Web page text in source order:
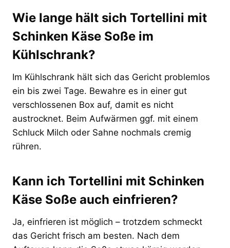
Wie lange hält sich Tortellini mit
Schinken Käse Soße im
Kühlschrank?
Im Kühlschrank hält sich das Gericht problemlos
ein bis zwei Tage. Bewahre es in einer gut
verschlossenen Box auf, damit es nicht
austrocknet. Beim Aufwärmen ggf. mit einem
Schluck Milch oder Sahne nochmals cremig
rühren.
Kann ich Tortellini mit Schinken
Käse Soße auch einfrieren?
Ja, einfrieren ist möglich – trotzdem schmeckt
das Gericht frisch am besten. Nach dem